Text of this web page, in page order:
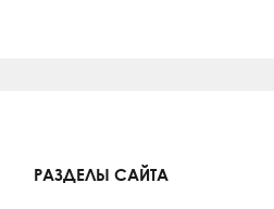
РАЗДЕЛЫ САЙТА